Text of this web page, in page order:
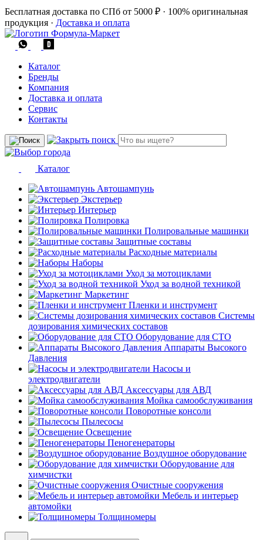
Бесплатная доставка по СПб от 5000 ₽ · 100% оригинальная
продукция · Доставка и оплата
Каталог
Бренды
Компания
Доставка и оплата
Сервис
Контакты
Каталог
Автошампунь
Экстерьер
Интерьер
Полировка
Полировальные машинки
Защитные составы
Расходные материалы
Наборы
Уход за мотоциклами
Уход за водной техникой
Маркетинг
Пленки и инструмент
Системы
дозирования химических составов
Оборудование для СТО
Аппараты Высокого
Давления
Насосы и
электродвигатели
Аксессуары для АВД
Мойка самообслуживания
Поворотные консоли
Пылесосы
Освещение
Пеногенераторы
Воздушное оборудование
Оборудование для
химчистки
Очистные сооружения
Мебель и интерьер
автомойки
Толщиномеры